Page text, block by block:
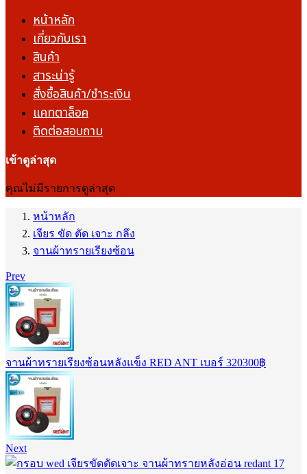
หน้าหลัก
เกี่ยวกับเรา
สินค้า
สาระน่ารู้
สั่งซื้อสินค้า/ชำระเงิน
แคทตาล็อค
ติดต่อสอบถาม
เข้าดูล่าสุด
คุณไม่มีรายการดูล่าสุด
หน้าหลัก
เจียร ขัด ตัด เจาะ กลึง
จานผ้าทรายเรียงซ้อน
Prev
จานผ้าทรายเรียงซ้อนหลังแข็ง RED ANT เบอร์ 320300฿
Next